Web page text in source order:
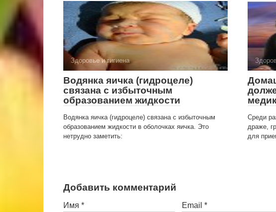
Здоровье и гигиена
Водянка яичка (гидроцеле)
связана с избыточ­ным
образованием жидкости
Водянка яичка (гидроцеле) связана с избыточ­ным
образованием жидкости в оболочках яичка. Это
нетрудно заметить:
Среди
драже,
для
Добавить комментарий
Имя * Email *